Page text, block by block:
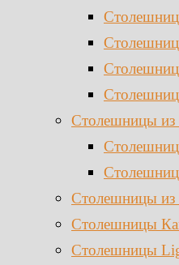
Столешницы
Столешницы из
Столешницы
Столешницы